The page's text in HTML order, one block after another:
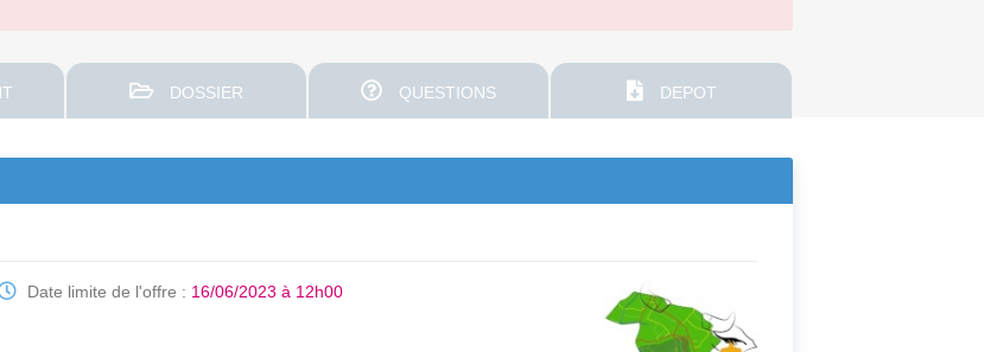
DOSSIER QUESTIONS DEPOT
Date limite de l'offre : 16/06/2023 à 12h00